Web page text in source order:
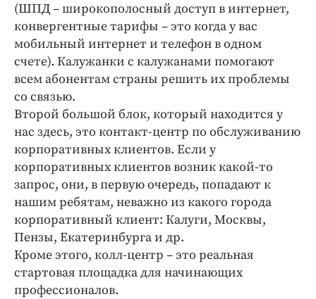
(ШПД – широкополосный доступ в интернет,
конвергентные тарифы – это когда у вас
мобильный интернет и телефон в одном
счете). Калужанки с калужанами помогают
всем абонентам страны решить их проблемы
со связью.
Второй большой блок, который находится у
нас здесь, это контакт-центр по обслуживанию
корпоративных клиентов. Если у
корпоративных клиентов возник какой-то
запрос, они, в первую очередь, попадают к
нашим ребятам, неважно из какого города
корпоративный клиент: Калуги, Москвы,
Пензы, Екатеринбурга и др.
Кроме этого, колл-центр – это реальная
стартовая площадка для начинающих
профессионалов.